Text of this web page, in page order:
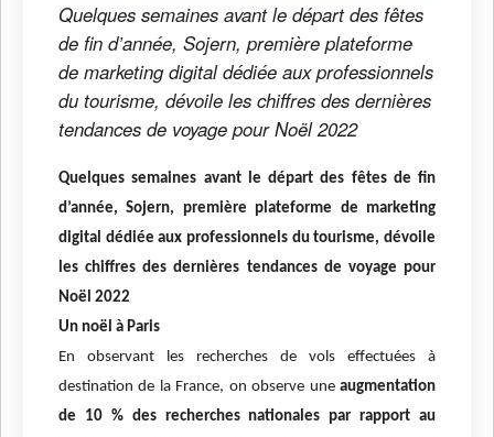
Quelques semaines avant le départ des fêtes
de fin d’année, Sojern, première plateforme
de marketing digital dédiée aux professionnels
du tourisme, dévoile les chiffres des dernières
tendances de voyage pour Noël 2022
Quelques semaines avant le départ des fêtes de fin
d’année, Sojern, première plateforme de marketing
digital dédiée aux professionnels du tourisme, dévoile
les chiffres des dernières tendances de voyage pour
Noël 2022
Un noël à Paris
En observant les recherches de vols effectuées à
destination de la France, on observe une augmentation
de 10 % des recherches nationales par rapport au